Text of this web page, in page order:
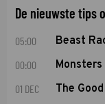
De nieuwste tips
05:00 Beast
00:00 Monsters
01 DEC The